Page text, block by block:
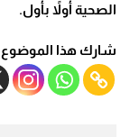
الصحية أولاً بأول.
شارك هذا الموضوع